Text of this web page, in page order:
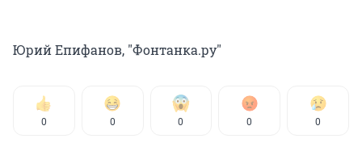
Юрий Епифанов, "Фонтанка.ру"
0 0 0 0 0